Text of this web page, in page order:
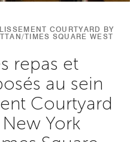
COURTYARD BY
TIMES SQUARE WEST
repas et
au sein
Courtyard
York